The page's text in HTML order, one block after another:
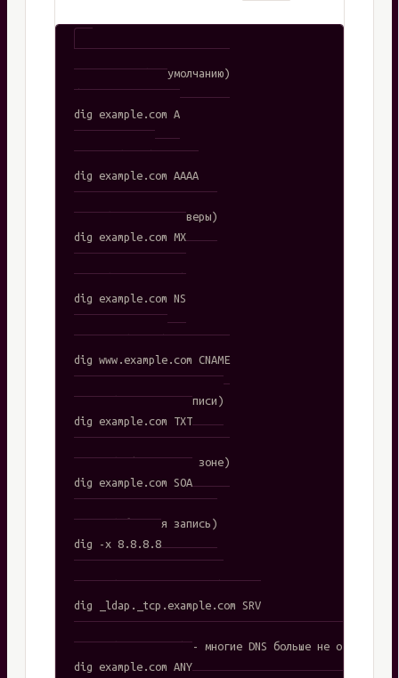
# A-запись (по умолчанию)
dig example.com
dig example.com A
# AAAA (IPv6)
dig example.com AAAA
# MX (почтовые серверы)
dig example.com MX
# NS (DNS-серверы)
dig example.com NS
# CNAME (алиас)
dig www.example.com CNAME
# TXT (текстовые записи)
dig example.com TXT
# SOA (информация о зоне)
dig example.com SOA
# PTR (обратная запись)
dig -x 8.8.8.8
# SRV (сервисные записи)
dig _ldap._tcp.example.com SRV
# ANY (все записи) - многие DNS больше не отвечают
dig example.com ANY